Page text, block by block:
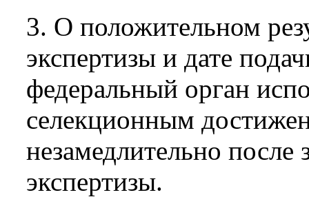
3. О положительном
экспертизы и дате
федеральный орган
селекционным
незамедлительно после
экспертизы.